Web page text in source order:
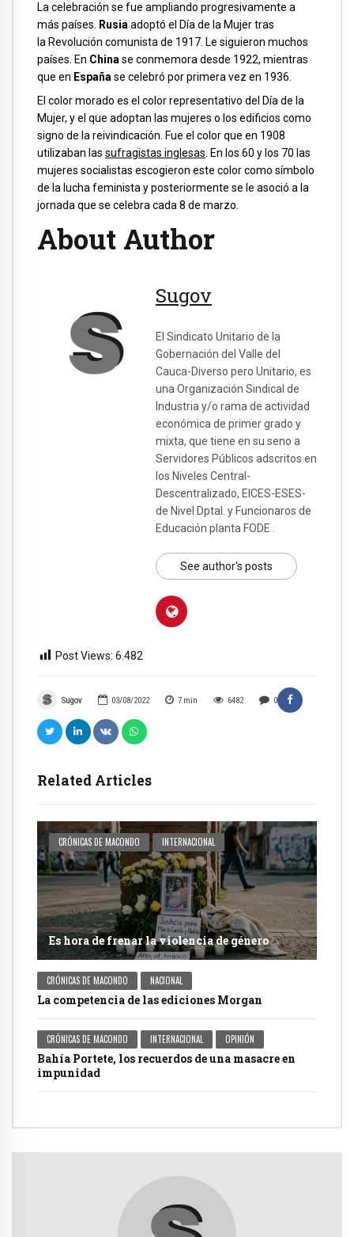
Sugov 03/08/2022 7 min 6482 0
Related Articles
CRÓNICAS DE MACONDO INTERNACIONAL
Es hora de frenar la violencia de género
CRÓNICAS DE MACONDO NACIONAL
La competencia de las ediciones Morgan
CRÓNICAS DE MACONDO INTERNACIONAL OPINIÓN
Bahía Portete, los recuerdos de una masacre en
impunidad
La celebración se fue ampliando progresivamente a
más países. Rusia adoptó el Día de la Mujer tras
la Revolución comunista de 1917. Le siguieron muchos
países. En China se conmemora desde 1922, mientras
que en España se celebró por primera vez en 1936.
El color morado es el color representativo del Día de la
Mujer, y el que adoptan las mujeres o los edificios como
signo de la reivindicación. Fue el color que en 1908
utilizaban las sufragistas inglesas. En los 60 y los 70 las
mujeres socialistas escogieron este color como símbolo
de la lucha feminista y posteriormente se le asoció a la
jornada que se celebra cada 8 de marzo.
About Author
Sugov
El Sindicato Unitario de la
Gobernación del Valle del
Cauca-Diverso pero Unitario, es
una Organización Sindical de
Industria y/o rama de actividad
económica de primer grado y
mixta, que tiene en su seno a
Servidores Públicos adscritos en
los Niveles Central-
Descentralizado, EICES-ESES-
de Nivel Dptal. y Funcionaros de
Educación planta FODE .
See author's posts
Post Views: 6.482